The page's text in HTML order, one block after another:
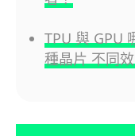
TPU 與 GPU
種晶片 不同